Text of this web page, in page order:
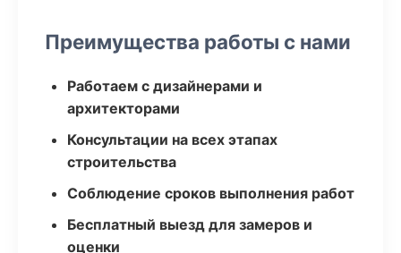
Преимущества работы с нами
Работаем с дизайнерами и
архитекторами
Консультации на всех этапах
строительства
Соблюдение сроков выполнения работ
Бесплатный выезд для замеров и
оценки